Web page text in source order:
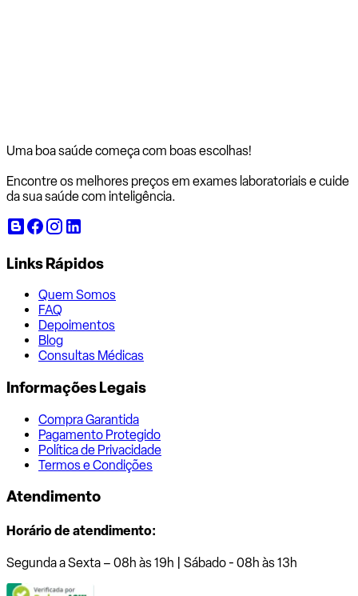
Uma boa saúde começa com boas escolhas!
Encontre os melhores preços em exames laboratoriais e cuide
da sua saúde com inteligência.
Links Rápidos
Quem Somos
FAQ
Depoimentos
Blog
Consultas Médicas
Informações Legais
Compra Garantida
Pagamento Protegido
Política de Privacidade
Termos e Condições
Atendimento
Horário de atendimento:
Segunda a Sexta – 08h às 19h | Sábado - 08h às 13h